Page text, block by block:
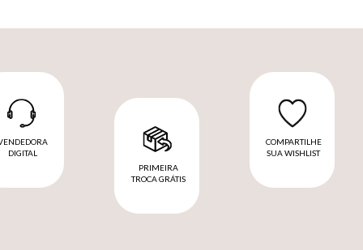
DIGITAL
PRIMEIRA
TROCA GRÁTIS
COMPARTILHE
SUA WISHLIST